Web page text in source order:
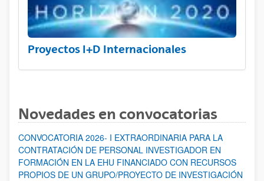
Proyectos I+D Internacionales
Novedades en convocatorias
CONVOCATORIA 2026- I EXTRAORDINARIA PARA LA
CONTRATACIÓN DE PERSONAL INVESTIGADOR EN
FORMACIÓN EN LA EHU FINANCIADO CON RECURSOS
PROPIOS DE UN GRUPO/PROYECTO DE INVESTIGACIÓN